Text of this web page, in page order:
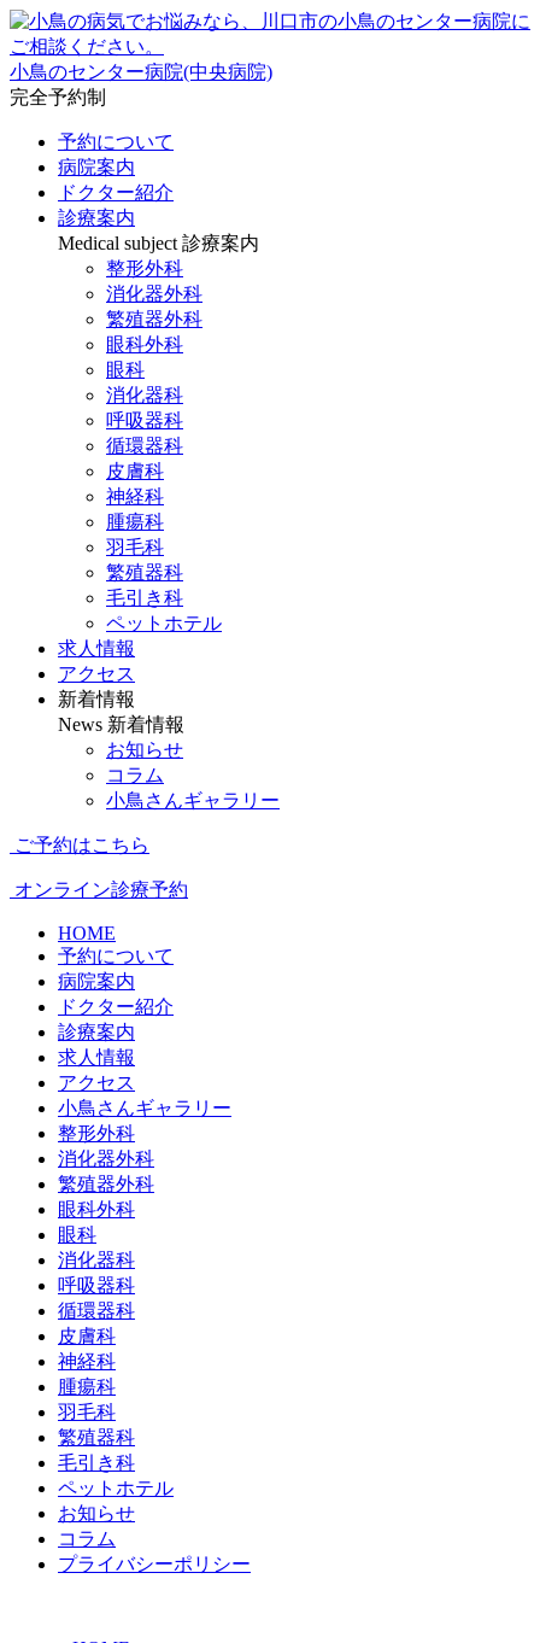
小鳥のセンター病院(中央病院)
完全予約制
予約について
病院案内
ドクター紹介
診療案内
Medical subject 診療案内
整形外科
消化器外科
繁殖器外科
眼科外科
眼科
消化器科
呼吸器科
循環器科
皮膚科
神経科
腫瘍科
羽毛科
繁殖器科
毛引き科
ペットホテル
求人情報
アクセス
新着情報
News 新着情報
お知らせ
コラム
小鳥さんギャラリー
ご予約はこちら
オンライン診療予約
HOME
予約について
病院案内
ドクター紹介
診療案内
求人情報
アクセス
小鳥さんギャラリー
整形外科
消化器外科
繁殖器外科
眼科外科
眼科
消化器科
呼吸器科
循環器科
皮膚科
神経科
腫瘍科
羽毛科
繁殖器科
毛引き科
ペットホテル
お知らせ
コラム
プライバシーポリシー